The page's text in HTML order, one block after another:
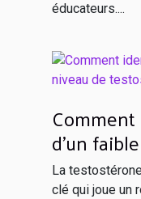
éducateurs....
d'un
La
clé qui joue un